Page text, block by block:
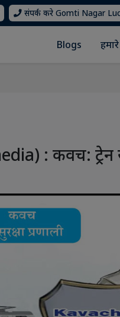
संपर्क करे Gomti Nagar
Blogs
: कवच: ट्रेन